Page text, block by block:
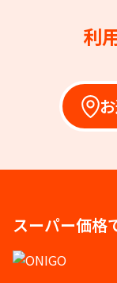
利
スーパー価格